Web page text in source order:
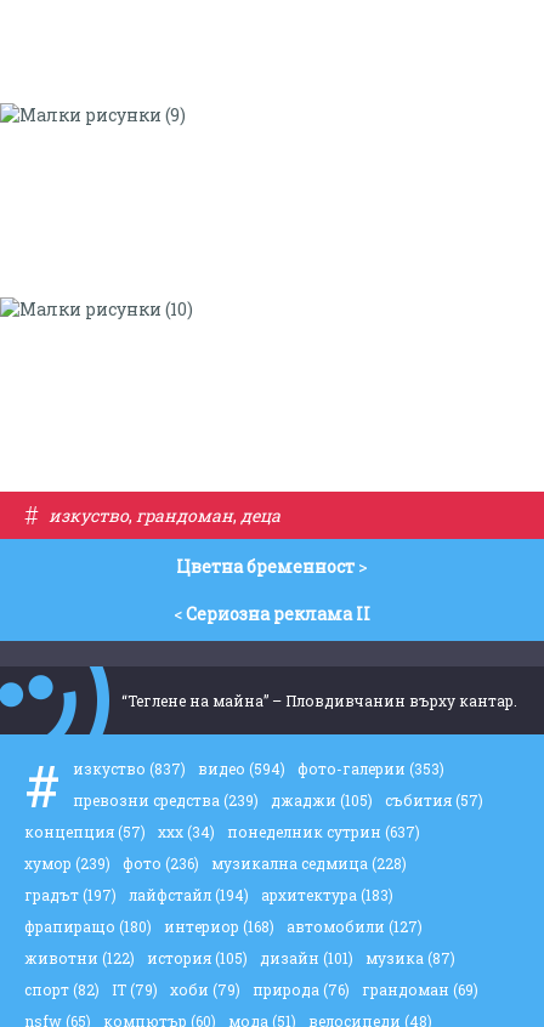
# изкуство, грандоман, деца
Цветна бременност >
<Сериозна реклама II
“Теглене на майна” – Пловдивчанин върху кантар.
# изкуство (837) видео (594) фото-галерии (353)
превозни средства (239) джаджи (105) събития(57)
концепция(57) ххх(34) понеделник сутрин (637)
хумор (239) фото (236) музикална седмица (228)
градът(197) лайфстайл(194) архитектура (183)
фрапиращо (180) интериор (168) автомобили (127)
животни (122) история(105) дизайн (101) музика (87)
спорт(82) IT(79) хоби (79) природа (76) грандоман (69)
nsfw(65) компютър (60) мода (51) велосипеди (48)